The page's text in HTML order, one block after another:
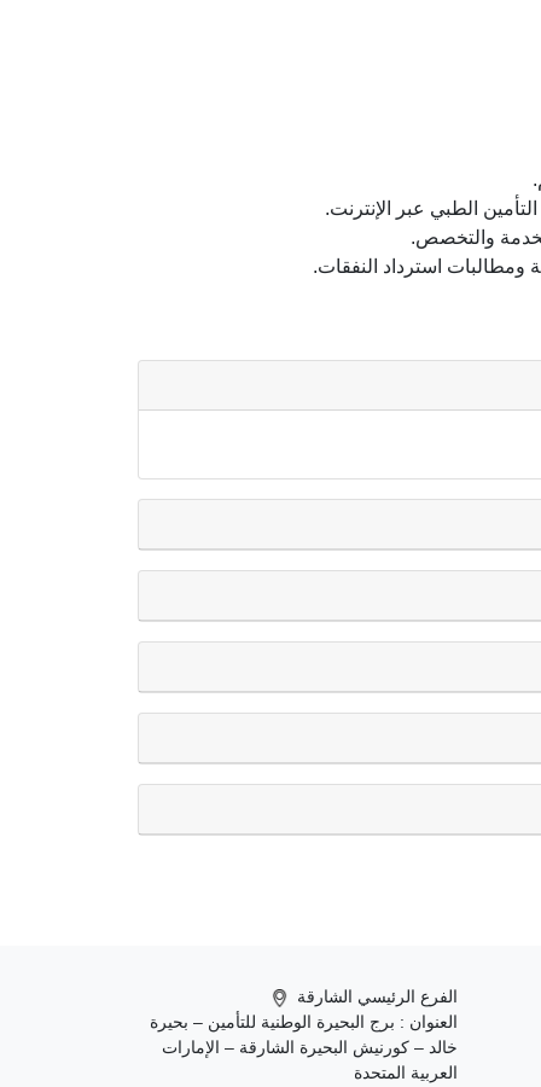
الطبي عبر الإنترنت.
والتخصص.
ومطالبات استرداد النفقات.
الفرع الرئيسي الشارقة
العنوان : برج البحيرة الوطنية للتأمين – بحيرة
خالد – كورنيش البحيرة الشارقة – الإمارات
العربية المتحدة